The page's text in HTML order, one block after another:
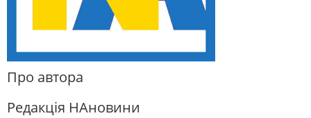
Про автора
Редакція НАновини